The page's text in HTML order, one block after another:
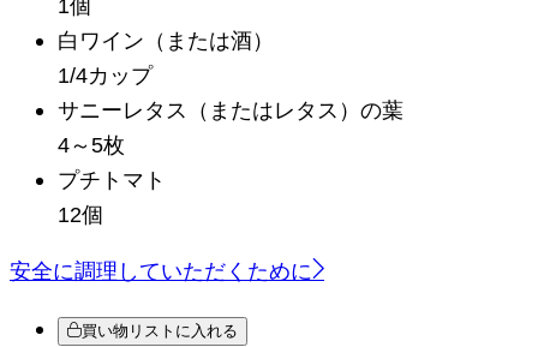
1個
白ワイン （または酒）
1/4カップ
サニーレタス（またはレタス）の葉
4～5枚
プチトマト
12個
安全に調理していただくために
買い物リストに入れる